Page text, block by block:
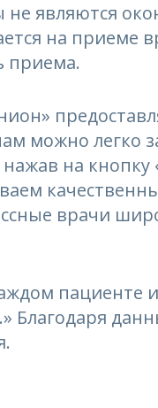
являются
на приеме
приема.
можно легко
на кнопку
врачи
пациенте
Благодаря